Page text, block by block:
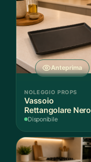
Anteprima
NOLEGGIO PROPS
Vassoio
Rettangolare Nero
Opaco
Disponibile